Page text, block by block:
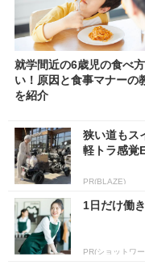
就学間近の6歳児の食べ
い！原因と食事マナーの
を紹介
狭い道もス
軽トラ感覚
PR(BLAZE)
1日だけ働
PR(ショットワ